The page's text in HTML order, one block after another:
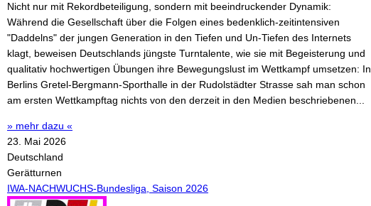
Nicht nur mit Rekordbeteiligung, sondern mit beeindruckender Dynamik:
Während die Gesellschaft über die Folgen eines bedenklich-zeitintensiven
"Daddelns" der jungen Generation in den Tiefen und Un-Tiefen des Internets
klagt, beweisen Deutschlands jüngste Turntalente, wie sie mit Begeisterung und
qualitativ hochwertigen Übungen ihre Bewegungslust im Wettkampf umsetzen: In
Berlins Gretel-Bergmann-Sporthalle in der Rudolstädter Strasse sah man schon
am ersten Wettkampftag nichts von den derzeit in den Medien beschriebenen...
» mehr dazu «
23. Mai 2026
Deutschland
Gerätturnen
IWA-NACHWUCHS-Bundesliga, Saison 2026